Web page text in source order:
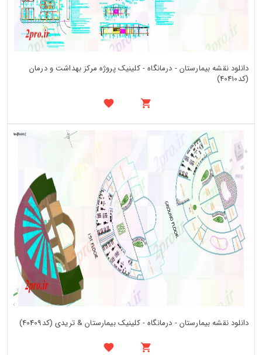
دانلود نقشه بیمارستان - درمانگاه - کلینیک پروژه مرکز بهداشت و درمان
(کد40410)
دانلود نقشه بیمارستان - درمانگاه - کلینیک بیمارستان & تریدی (کد40409)